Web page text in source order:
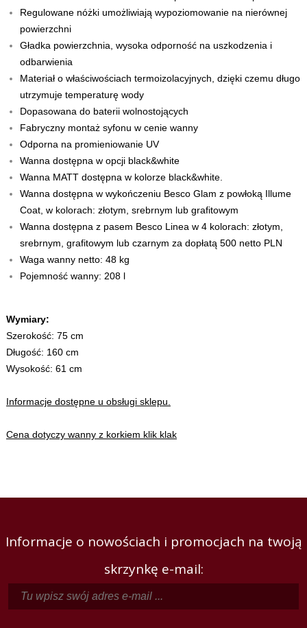
Regulowane nóżki umożliwiają wypoziomowanie na nierównej
powierzchni
Gładka powierzchnia, wysoka odporność na uszkodzenia i
odbarwienia
Materiał o właściwościach termoizolacyjnych, dzięki czemu długo
utrzymuje temperaturę wody
Dopasowana do baterii wolnostojących
Fabryczny montaż syfonu w cenie wanny
Odporna na promieniowanie UV
Wanna dostępna w opcji black&white
Wanna MATT dostępna w kolorze black&white.
Wanna dostępna w wykończeniu Besco Glam z powłoką Illume
Coat, w kolorach: złotym, srebrnym lub grafitowym
Wanna dostępna z pasem Besco Linea w 4 kolorach: złotym,
srebrnym, grafitowym lub czarnym za dopłatą 500 netto PLN
Waga wanny netto: 48 kg
Pojemność wanny: 208 l
Wymiary:
Szerokość: 75 cm
Długość: 160 cm
Wysokość: 61 cm
Informacje dostępne u obsługi sklepu.
Cena dotyczy wanny z korkiem klik klak
Informacje o nowościach i promocjach na twoją
skrzynkę e-mail: